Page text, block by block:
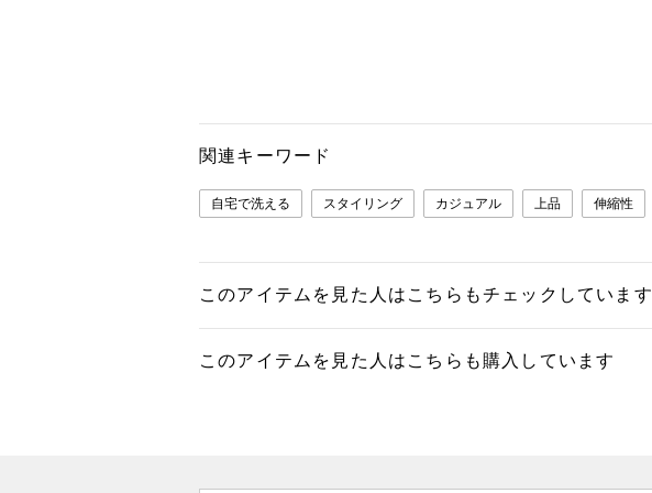
関連キーワード
自宅で洗える スタイリング カジュアル 上品 伸縮性
このアイテムを見た人はこちらもチェックしています
このアイテムを見た人はこちらも購入しています